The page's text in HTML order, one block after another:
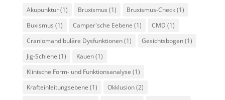
Akupunktur(1) Bruxismus (1) Bruxismus-Check(1)
Buxismus (1) Camper'sche Eebene (1) CMD (1)
Craniomandibuläre Dysfunktionen(1) Gesichtsbogen(1)
Jig-Schiene (1) Kauen(1)
Klinische Form- und Funktionsanalyse (1)
Krafteinleitungsebene (1) Okklusion(2)